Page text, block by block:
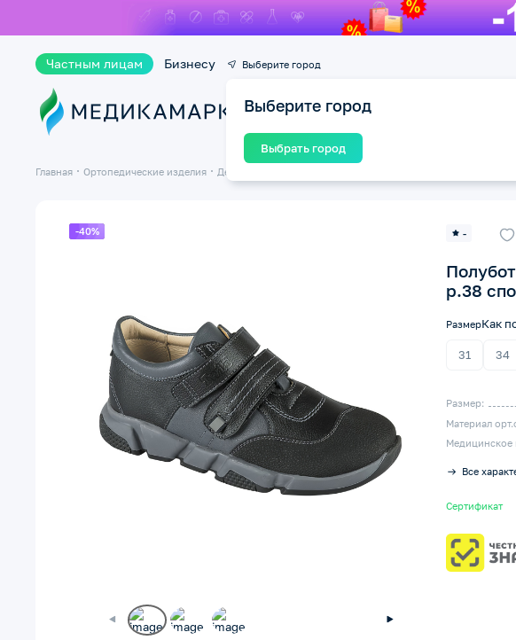
Частным лицам Бизнесу Выберите город
Выберите город
Выбрать город
Каталог
Главная Ортопедические изделия Детская ортопедическая обувь
-40% -
р.38
РазмерКак
31 34
Размер:
Материал
Медицинское
Все
Сертификат